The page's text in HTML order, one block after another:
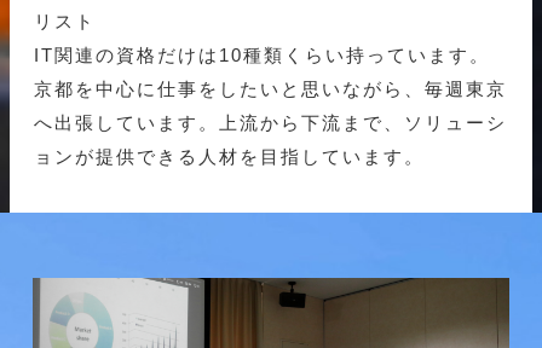
リスト
IT関連の資格だけは10種類くらい持っています。
京都を中心に仕事をしたいと思いながら、毎週東京
へ出張しています。上流から下流まで、ソリューシ
ョンが提供できる人材を目指しています。